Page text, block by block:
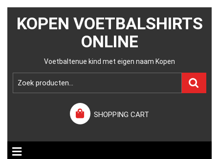
KOPEN VOETBALSHIRTS
ONLINE
Voetbaltenue kind met eigen naam Kopen
SHOPPING CART